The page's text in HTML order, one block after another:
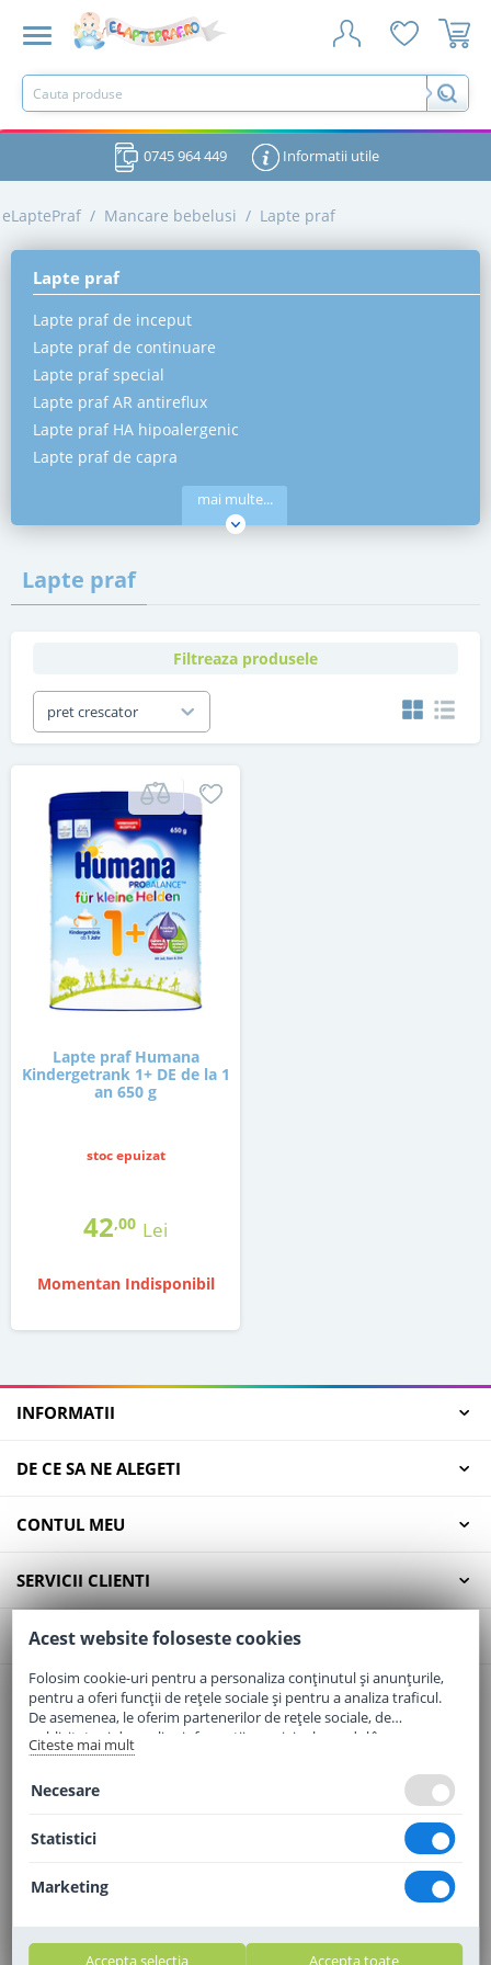
0745 964 449 Informatii utile
eLaptePraf / Mancare bebelusi / Lapte praf
Lapte praf
Lapte praf de inceput
Lapte praf de continuare
Lapte praf special
Lapte praf AR antireflux
Lapte praf HA hipoalergenic
Lapte praf de capra
mai multe...
Lapte praf
Filtreaza produsele
pret crescator
Lapte praf Humana
Kindergetrank 1+ DE de la 1
an 650 g
stoc epuizat
42,00 Lei
Momentan Indisponibil
INFORMATII
DE CE SA NE ALEGETI
CONTUL MEU
SERVICII CLIENTI
CONTACT
Email:office@elaptepraf.ro
Telefon:0745-964-449
Adresa:Sos. Borsului, Nr. 20, Oradea, Jud. Bihor
Acest website foloseste cookies
Folosim cookie-uri pentru a personaliza conținutul și anunțurile,
pentru a oferi funcții de rețele sociale și pentru a analiza traficul.
De asemenea, le oferim partenerilor de rețele sociale, de
publicitate și de analize informații cu privire la modul în care
folosiți site-ul nostru. Aceștia le pot combina cu alte informații
Citeste mai mult
Necesare
Statistici
Marketing
Accepta selectia Accepta toate